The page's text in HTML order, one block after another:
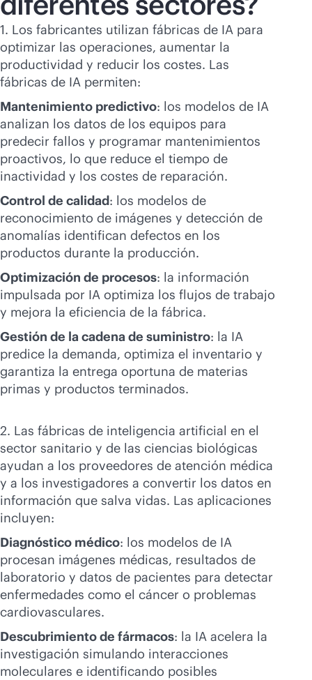
1. Los fabricantes utilizan fábricas de IA para
optimizar las operaciones, aumentar la
productividad y reducir los costes. Las
fábricas de IA permiten:
Mantenimiento predictivo: los modelos de IA
analizan los datos de los equipos para
predecir fallos y programar mantenimientos
proactivos, lo que reduce el tiempo de
inactividad y los costes de reparación.
Control de calidad: los modelos de
reconocimiento de imágenes y detección de
anomalías identifican defectos en los
productos durante la producción.
Optimización de procesos: la información
impulsada por IA optimiza los flujos de trabajo
y mejora la eficiencia de la fábrica.
Gestión de la cadena de suministro: la IA
predice la demanda, optimiza el inventario y
garantiza la entrega oportuna de materias
primas y productos terminados.
2. Las fábricas de inteligencia artificial en el
sector sanitario y de las ciencias biológicas
ayudan a los proveedores de atención médica
y a los investigadores a convertir los datos en
información que salva vidas. Las aplicaciones
incluyen:
Diagnóstico médico: los modelos de IA
procesan imágenes médicas, resultados de
laboratorio y datos de pacientes para detectar
enfermedades como el cáncer o problemas
cardiovasculares.
Descubrimiento de fármacos: la IA acelera la
investigación simulando interacciones
moleculares e identificando posibles